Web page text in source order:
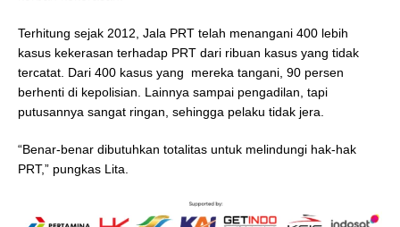
Terhitung sejak 2012, Jala PRT telah menangani 400 lebih
kasus kekerasan terhadap PRT dari ribuan kasus yang tidak
tercatat. Dari 400 kasus yang mereka tangani, 90 persen
berhenti di kepolisian. Lainnya sampai pengadilan, tapi
putusannya sangat ringan, sehingga pelaku tidak jera.
“Benar-benar dibutuhkan totalitas untuk melindungi hak-hak
PRT,” pungkas Lita.